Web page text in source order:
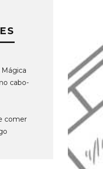
cabo-
comer